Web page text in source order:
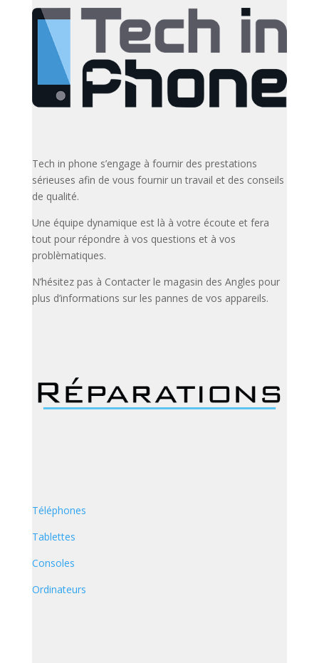
Tech in phone s’engage à fournir des prestations
sérieuses afin de vous fournir un travail et des conseils
de qualité.
Une équipe dynamique est là à votre écoute et fera
tout pour répondre à vos questions et à vos
problèmatiques.
N’hésitez pas à Contacter le magasin des Angles pour
plus d’informations sur les pannes de vos appareils.
Téléphones
Tablettes
Consoles
Ordinateurs